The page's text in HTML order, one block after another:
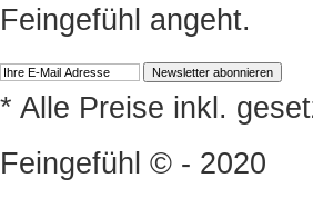
Feingefühl angeht.
* Alle Preise inkl.
Feingefühl © - 2020